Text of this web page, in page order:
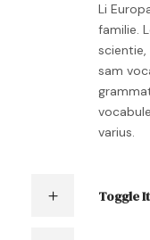
Li
familie.
sam
varius.
Toggle